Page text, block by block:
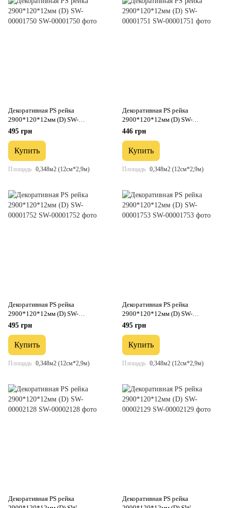
Декоративная PS рейка
2900*120*12мм (D) SW-
00001750
495 грн
Купить
Площадь 0,348м2 (12см*2,9м)
Декоративная PS рейка
2900*120*12мм (D) SW-
00001751
446 грн
Купить
Площадь 0,348м2 (12см*2,9м)
Декоративная PS рейка
2900*120*12мм (D) SW-
00001752
495 грн
Купить
Площадь 0,348м2 (12см*2,9м)
Декоративная PS рейка
2900*120*12мм (D) SW-
00001753
495 грн
Купить
Площадь 0,348м2 (12см*2,9м)
Декоративная PS рейка
Декоративная PS рейка